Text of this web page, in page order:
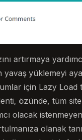
artırmaya
yavaş yüklemeyi
için Lazy Load
özünde, tüm
olacak
olanak